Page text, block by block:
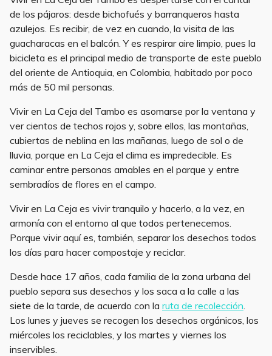
de los pájaros: desde bichofués y barranqueros hasta
azulejos. Es recibir, de vez en cuando, la visita de las
guacharacas en el balcón. Y es respirar aire limpio, pues la
bicicleta es el principal medio de transporte de este pueblo
del oriente de Antioquia, en Colombia, habitado por poco
más de 50 mil personas.
Vivir en La Ceja del Tambo es asomarse por la ventana y
ver cientos de techos rojos y, sobre ellos, las montañas,
cubiertas de neblina en las mañanas, luego de sol o de
lluvia, porque en La Ceja el clima es impredecible. Es
caminar entre personas amables en el parque y entre
sembradíos de flores en el campo.
Vivir en La Ceja es vivir tranquilo y hacerlo, a la vez, en
armonía con el entorno al que todos pertenecemos.
Porque vivir aquí es, también, separar los desechos todos
los días para hacer compostaje y reciclar.
Desde hace 17 años, cada familia de la zona urbana del
pueblo separa sus desechos y los saca a la calle a las
siete de la tarde, de acuerdo con la ruta de recolección
Los lunes y jueves se recogen los desechos orgánicos, los
miércoles los reciclables, y los martes y viernes los
inservibles.